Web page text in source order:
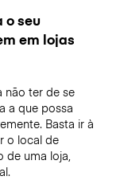
o seu
em lojas
não ter de se
a que possa
Basta ir à
o local de
uma loja,